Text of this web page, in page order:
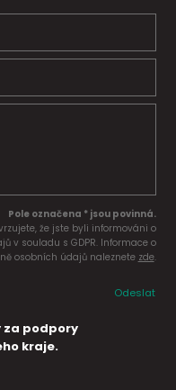
Pole označena * jsou povinná.
že jste byli informováni o
v souladu s GDPR. Informace o
osobních údajů naleznete zde.
Odeslat
za podpory
kraje.